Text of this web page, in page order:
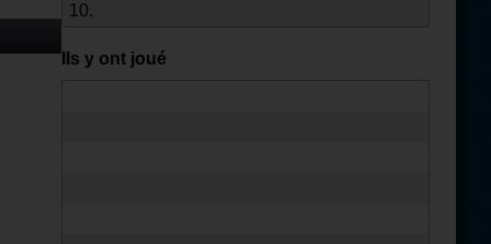
10.
Ils y ont joué